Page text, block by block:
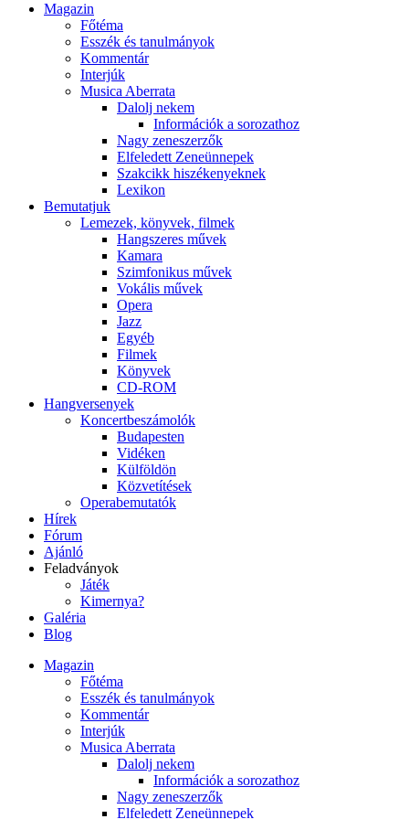
Magazin
Főtéma
Esszék és tanulmányok
Kommentár
Interjúk
Musica Aberrata
Dalolj nekem
Információk a sorozathoz
Nagy zeneszerzők
Elfeledett Zeneünnepek
Szakcikk hiszékenyeknek
Lexikon
Bemutatjuk
Lemezek, könyvek, filmek
Hangszeres művek
Kamara
Szimfonikus művek
Vokális művek
Opera
Jazz
Egyéb
Filmek
Könyvek
CD-ROM
Hangversenyek
Koncertbeszámolók
Budapesten
Vidéken
Külföldön
Közvetítések
Operabemutatók
Hírek
Fórum
Ajánló
Feladványok
Játék
Kimernya?
Galéria
Blog
Magazin
Főtéma
Esszék és tanulmányok
Kommentár
Interjúk
Musica Aberrata
Dalolj nekem
Információk a sorozathoz
Nagy zeneszerzők
Elfeledett Zeneünnepek